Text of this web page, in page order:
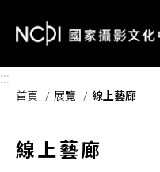
:::
首頁 展覽 線上藝廊
線上藝廊